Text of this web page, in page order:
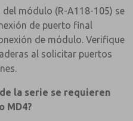
módulo (R-A118-105) se
de puerto final
de módulo. Verifique
al solicitar puertos
la serie se requieren
MD4?